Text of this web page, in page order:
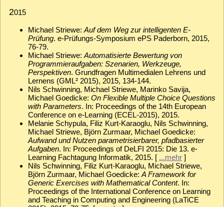
2015
Michael Striewe: Auf dem Weg zur intelligenten E-
Prüfung. e-Prüfungs-Symposium ePS Paderborn, 2015,
76-79.
Michael Striewe: Automatisierte Bewertung von
Programmieraufgaben: Szenarien, Werkzeuge,
Perspektiven. Grundfragen Multimedialen Lehrens und
Lernens (GML² 2015), 2015, 134-144.
Nils Schwinning, Michael Striewe, Marinko Savija,
Michael Goedicke: On Flexible Multiple Choice Questions
with Parameters. In: Proceedings of the 14th European
Conference on e-Learning (ECEL-2015), 2015.
Melanie Schypula, Filiz Kurt-Karaoglu, Nils Schwinning,
Michael Striewe, Björn Zurmaar, Michael Goedicke:
Aufwand und Nutzen parametrisierbarer, pfadbasierter
Aufgaben. In: Proceedings of DeLFI 2015: Die 13. e-
Learning Fachtagung Informatik, 2015. [ ...mehr ]
Nils Schwinning, Filiz Kurt-Karaoglu, Michael Striewe,
Björn Zurmaar, Michael Goedicke: A Framework for
Generic Exercises with Mathematical Content. In:
Proceedings of the International Conference on Learning
and Teaching in Computing and Engineering (LaTiCE